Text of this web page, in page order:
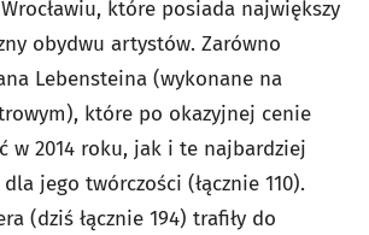
które posiada największy
obydwu artystów. Zarówno
Lebensteina (wykonane na
które po okazyjnej cenie
w 2014 roku, jak i te najbardziej
jego twórczości (łącznie 110).
(dziś łącznie 194) trafiły do